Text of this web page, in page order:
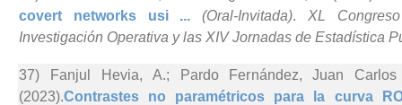
covert networks usi ...(Oral-Invitada). XL
Investigación Operativa y las XIV Jornadas de Estadística
37) Fanjul Hevia, A.; Pardo Fernández, Juan Carlos
(2023).Contrastes no paramétricos para la curva